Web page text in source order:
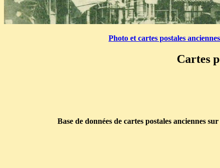
Photo et cartes postales
Cartes
Base de données de cartes postales anciennes